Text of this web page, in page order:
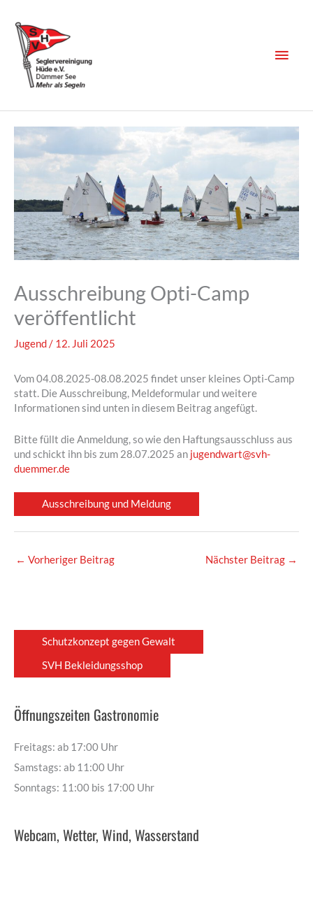
Inhalt
springen
Ausschreibung Opti-Camp
veröffentlicht
Jugend/ 12. Juli 2025
Vom 04.08.2025-08.08.2025 findet unser kleines Opti-Camp
statt. Die Ausschreibung, Meldeformular und weitere
Informationen sind unten in diesem Beitrag angefügt.
Bitte füllt die Anmeldung, so wie den Haftungsausschluss aus
und schickt ihn bis zum 28.07.2025 an jugendwart@svh-
duemmer.de
Ausschreibung und Meldung
← Vorheriger Beitrag Nächster Beitrag →
Schutzkonzept gegen Gewalt
SVH Bekleidungsshop
Öffnungszeiten Gastronomie
Freitags: ab 17:00 Uhr
Samstags: ab 11:00 Uhr
Sonntags: 11:00 bis 17:00 Uhr
Webcam, Wetter, Wind, Wasserstand